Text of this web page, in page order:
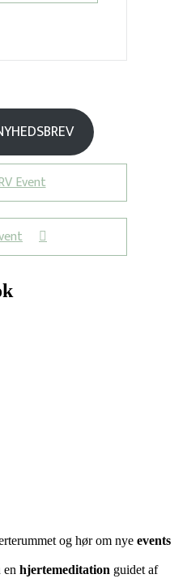
Event
og hør om nye events
en hjertemeditation guidet af